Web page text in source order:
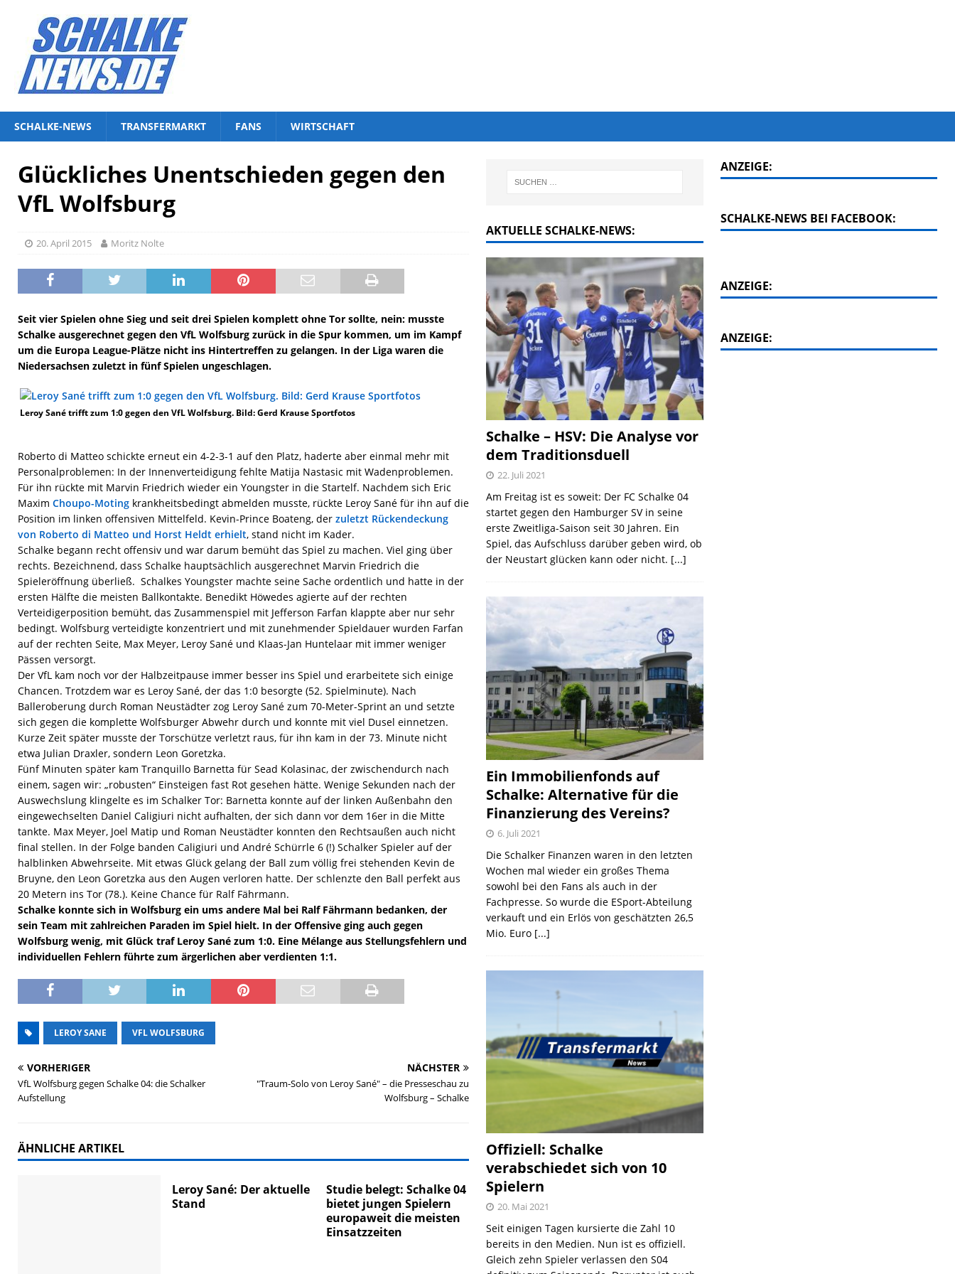
SCHALKE-NEWS TRANSFERMARKT FANS WIRTSCHAFT
Glückliches Unentschieden gegen den
VfL Wolfsburg
20. April 2015 Moritz Nolte
Seit vier Spielen ohne Sieg und seit drei Spielen komplett ohne Tor sollte, nein: musste
Schalke ausgerechnet gegen den VfL Wolfsburg zurück in die Spur kommen, um im Kampf
um die Europa League-Plätze nicht ins Hintertreffen zu gelangen. In der Liga waren die
Niedersachsen zuletzt in fünf Spielen ungeschlagen.
Leroy Sané trifft zum 1:0 gegen den VfL Wolfsburg. Bild: Gerd Krause Sportfotos
Roberto di Matteo schickte erneut ein 4-2-3-1 auf den Platz, haderte aber einmal mehr mit
Personalproblemen: In der Innenverteidigung fehlte Matija Nastasic mit Wadenproblemen.
Für ihn rückte mit Marvin Friedrich wieder ein Youngster in die Startelf. Nachdem sich Eric
Maxim Choupo-Moting krankheitsbedingt abmelden musste, rückte Leroy Sané für ihn auf die
Position im linken offensiven Mittelfeld. Kevin-Prince Boateng, der zuletzt Rückendeckung
von Roberto di Matteo und Horst Heldt erhielt, stand nicht im Kader.
Schalke begann recht offensiv und war darum bemüht das Spiel zu machen. Viel ging über
rechts. Bezeichnend, dass Schalke hauptsächlich ausgerechnet Marvin Friedrich die
Spieleröffnung überließ. Schalkes Youngster machte seine Sache ordentlich und hatte in der
ersten Hälfte die meisten Ballkontakte. Benedikt Höwedes agierte auf der rechten
Verteidigerposition bemüht, das Zusammenspiel mit Jefferson Farfan klappte aber nur sehr
bedingt. Wolfsburg verteidigte konzentriert und mit zunehmender Spieldauer wurden Farfan
auf der rechten Seite, Max Meyer, Leroy Sané und Klaas-Jan Huntelaar mit immer weniger
Pässen versorgt.
Der VfL kam noch vor der Halbzeitpause immer besser ins Spiel und erarbeitete sich einige
Chancen. Trotzdem war es Leroy Sané, der das 1:0 besorgte (52. Spielminute). Nach
Balleroberung durch Roman Neustädter zog Leroy Sané zum 70-Meter-Sprint an und setzte
sich gegen die komplette Wolfsburger Abwehr durch und konnte mit viel Dusel einnetzen.
Kurze Zeit später musste der Torschütze verletzt raus, für ihn kam in der 73. Minute nicht
etwa Julian Draxler, sondern Leon Goretzka.
Fünf Minuten später kam Tranquillo Barnetta für Sead Kolasinac, der zwischendurch nach
einem, sagen wir: „robusten“ Einsteigen fast Rot gesehen hätte. Wenige Sekunden nach der
Auswechslung klingelte es im Schalker Tor: Barnetta konnte auf der linken Außenbahn den
eingewechselten Daniel Caligiuri nicht aufhalten, der sich dann vor dem 16er in die Mitte
tankte. Max Meyer, Joel Matip und Roman Neustädter konnten den Rechtsaußen auch nicht
final stellen. In der Folge banden Caligiuri und André Schürrle 6 (!) Schalker Spieler auf der
halblinken Abwehrseite. Mit etwas Glück gelang der Ball zum völlig frei stehenden Kevin de
Bruyne, den Leon Goretzka aus den Augen verloren hatte. Der schlenzte den Ball perfekt aus
20 Metern ins Tor (78.). Keine Chance für Ralf Fährmann.
Schalke konnte sich in Wolfsburg ein ums andere Mal bei Ralf Fährmann bedanken, der
sein Team mit zahlreichen Paraden im Spiel hielt. In der Offensive ging auch gegen
Wolfsburg wenig, mit Glück traf Leroy Sané zum 1:0. Eine Mélange aus Stellungsfehlern und
individuellen Fehlern führte zum ärgerlichen aber verdienten 1:1.
LEROY SANE VFL WOLFSBURG
VORHERIGER
VfL Wolfsburg gegen Schalke 04: die Schalker
Aufstellung
NÄCHSTER
"Traum-Solo von Leroy Sané" – die Presseschau zu
Wolfsburg – Schalke
ÄHNLICHE ARTIKEL
Leroy Sané: Der aktuelle
Stand
Studie belegt: Schalke 04
bietet jungen Spielern
europaweit die meisten
Einsatzzeiten
AKTUELLE SCHALKE-NEWS:
Schalke – HSV: Die Analyse vor
dem Traditionsduell
22. Juli 2021
Am Freitag ist es soweit: Der FC Schalke 04
startet gegen den Hamburger SV in seine
erste Zweitliga-Saison seit 30 Jahren. Ein
Spiel, das Aufschluss darüber geben wird, ob
der Neustart glücken kann oder nicht. [...]
Ein Immobilienfonds auf
Schalke: Alternative für die
Finanzierung des Vereins?
6. Juli 2021
Die Schalker Finanzen waren in den letzten
Wochen mal wieder ein großes Thema
sowohl bei den Fans als auch in der
Fachpresse. So wurde die ESport-Abteilung
verkauft und ein Erlös von geschätzten 26,5
Mio. Euro [...]
Offiziell: Schalke
verabschiedet sich von 10
Spielern
20. Mai 2021
Seit einigen Tagen kursierte die Zahl 10
bereits in den Medien. Nun ist es offiziell.
Gleich zehn Spieler verlassen den S04
ANZEIGE:
SCHALKE-NEWS BEI FACEBOOK:
ANZEIGE:
ANZEIGE: